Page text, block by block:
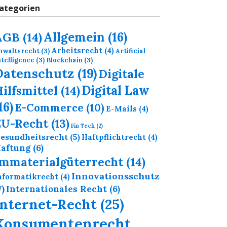
(14)Allgemein (16)
(3) Arbeitsrecht (4)Artificial
(3) Blockchain (3)
(19)Digitale
(14)Digital Law
E-Commerce (10) E-Mails (4)
Recht(13) Fin Tech (2)
(5) Haftpflichtrecht (4)
(6)
(14)
(4) Innovationsschutz
Internationales Recht (6)
Recht (25)